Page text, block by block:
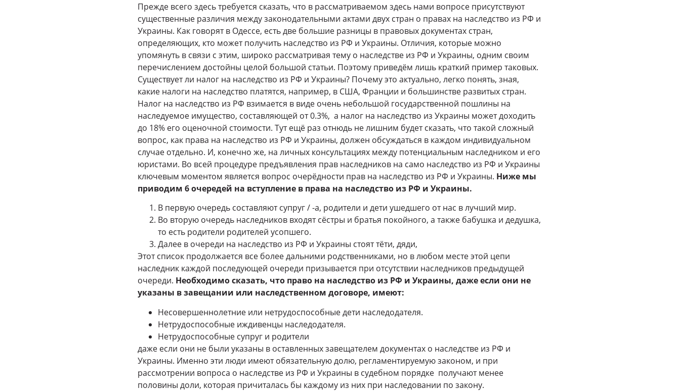
Прежде всего здесь требуется сказать, что в рассматриваемом здесь нами вопросе присутствуют
существенные различия между законодательными актами двух стран о правах на наследство из РФ и
Украины. Как говорят в Одессе, есть две большие разницы в правовых документах стран,
определяющих, кто может получить наследство из РФ и Украины. Отличия, которые можно
упомянуть в связи с этим, широко рассматривая тему о наследстве из РФ и Украины, одним своим
перечислением достойны целой большой статьи. Поэтому приведём лишь краткий пример таковых.
Существует ли налог на наследство из РФ и Украины? Почему это актуально, легко понять, зная,
какие налоги на наследство платятся, например, в США, Франции и большинстве развитых стран.
Налог на наследство из РФ взимается в виде очень небольшой государственной пошлины на
наследуемое имущество, составляющей от 0.3%, а налог на наследство из Украины может доходить
до 18% его оценочной стоимости. Тут ещё раз отнюдь не лишним будет сказать, что такой сложный
вопрос, как права на наследство из РФ и Украины, должен обсуждаться в каждом индивидуальном
случае отдельно. И, конечно же, на личных консультациях между потенциальным наследником и его
юристами. Во всей процедуре предъявления прав наследников на само наследство из РФ и Украины
ключевым моментом является вопрос очерёдности прав на наследство из РФ и Украины. Ниже мы
приводим 6 очередей на вступление в права на наследство из РФ и Украины.
В первую очередь составляют супруг / -а, родители и дети ушедшего от нас в лучший мир.
Во вторую очередь наследников входят сёстры и братья покойного, а также бабушка и дедушка,
то есть родители родителей усопшего.
Далее в очереди на наследство из РФ и Украины стоят тёти, дяди,
Этот список продолжается все более дальними родственниками, но в любом месте этой цепи
наследник каждой последующей очереди призывается при отсутствии наследников предыдущей
очереди. Необходимо сказать, что право на наследство из РФ и Украины, даже если они не
указаны в завещании или наследственном договоре, имеют:
Несовершеннолетние или нетрудоспособные дети наследодателя.
Нетрудоспособные иждивенцы наследодателя.
Нетрудоспособные супруг и родители
даже если они не были указаны в оставленных завещателем документах о наследстве из РФ и
Украины. Именно эти люди имеют обязательную долю, регламентируемую законом, и при
рассмотрении вопроса о наследстве из РФ и Украины в судебном порядке получают менее
половины доли, которая причиталась бы каждому из них при наследовании по закону.